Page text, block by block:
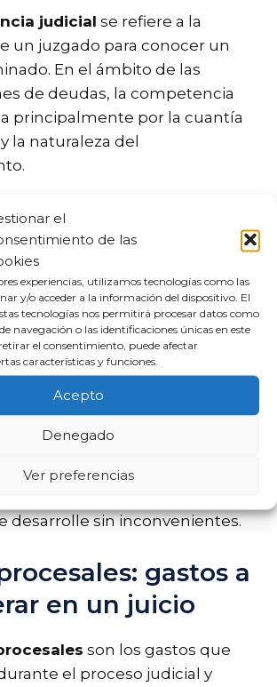
el
de las
experiencias, utilizamos tecnologías como las
y/o acceder a la información del dispositivo. El
tecnologías nos permitirá procesar datos como
navegación o las identificaciones únicas en este
el consentimiento, puede afectar
características y funciones.
Acepto
Denegado
Ver preferencias
judicial se refiere a la
un juzgado para conocer un
En el ámbito de las
de deudas, la competencia
principalmente por la cuantía
la naturaleza del
las reclamaciones de
en:
de Primera Instancia: Para
civiles en general.
de lo Mercantil: Cuando la
tiene naturaleza mercantil.
de lo Social: En casos que
derechos laborales.
evitar problemas en la
desarrolle sin inconvenientes.
gastos a
en un juicio
son los gastos que
el proceso judicial y